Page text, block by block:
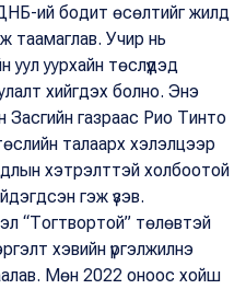
ий бодит өсөлтийг жилд
таамаглав. Учир нь
уурхайн төслүүдэд
хийгдэх болно. Энэ
газраас Рио Тинто
талаарх хэлэлцээр
хэтрэлттэй холбоотой
гэж үзэв.
“Тогтвортой” төлөвтэй
хэвийн үргэлжилнэ
Мөн 2022 оноос хойш